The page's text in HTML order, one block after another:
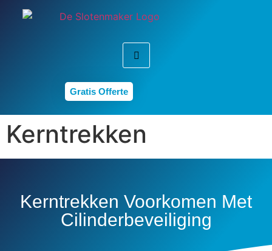
Gratis Offerte
Kerntrekken
Kerntrekken Voorkomen Met
Cilinderbeveiliging